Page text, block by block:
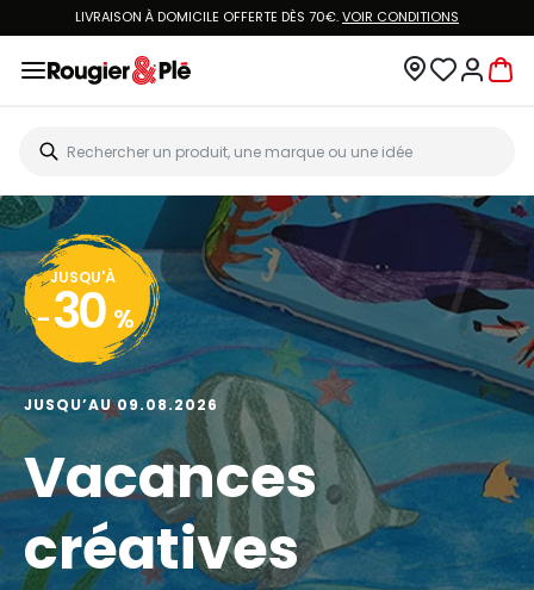
LIVRAISON À DOMICILE OFFERTE DÈS 70€.VOIR CONDITIONS
JUSQU'À
- 30 %
JUSQU’AU 09.08.2026
Vacances
créatives